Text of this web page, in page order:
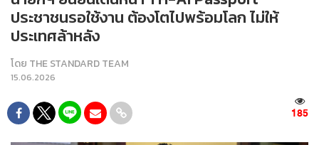
ประชาชนรอใช้งาน ต้องโตไปพร้อมโลก ไม่ให้
ประเทศล้าหลัง
โดย THE STANDARD TEAM
15.06.2026
185